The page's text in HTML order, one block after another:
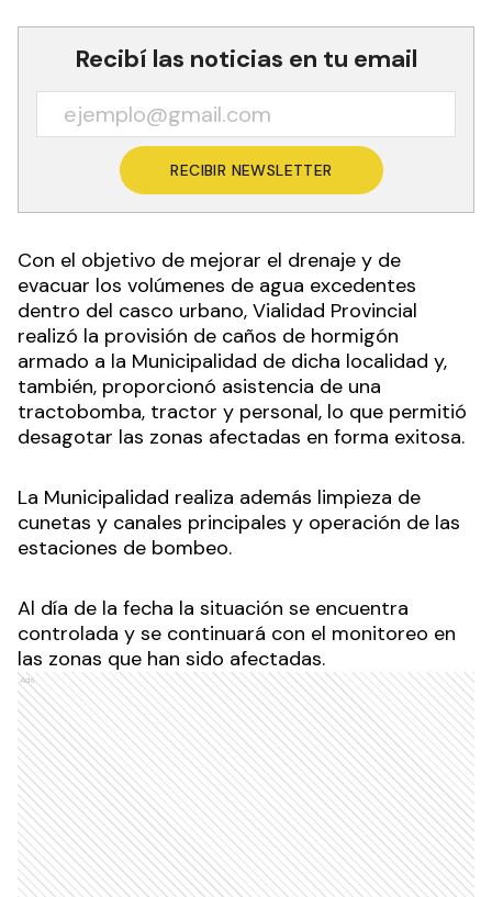
Recibí las noticias en tu email
RECIBIR NEWSLETTER
Con el objetivo de mejorar el drenaje y de
evacuar los volúmenes de agua excedentes
dentro del casco urbano, Vialidad Provincial
realizó la provisión de caños de hormigón
armado a la Municipalidad de dicha localidad y,
también, proporcionó asistencia de una
tractobomba, tractor y personal, lo que permitió
desagotar las zonas afectadas en forma exitosa.
La Municipalidad realiza además limpieza de
cunetas y canales principales y operación de las
estaciones de bombeo.
Al día de la fecha la situación se encuentra
controlada y se continuará con el monitoreo en
las zonas que han sido afectadas.
Ads